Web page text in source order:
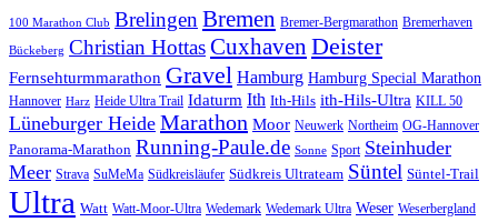
100 Marathon Club BrelingenBremen Bremer-Bergmarathon Bremerhaven
Bückeberg Christian HottasCuxhaven Deister
Fernsehturmmarathon Gravel Hamburg Hamburg Special Marathon
Hannover Harz Heide Ultra Trail Idaturm Ith Ith-Hils ith-Hils-Ultra KILL 50
Lüneburger Heide Marathon Moor Neuwerk Northeim OG-Hannover
Panorama-Marathon Running-Paule.de Sonne Sport Steinhuder
Meer Strava SuMeMa Südkreisläufer Südkreis Ultrateam Süntel Süntel-Trail
Ultra Watt Watt-Moor-Ultra Wedemark Wedemark Ultra Weser Weserbergland